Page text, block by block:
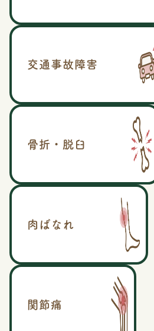
交通事故障害
骨折・脱臼
肉ばなれ
関節痛